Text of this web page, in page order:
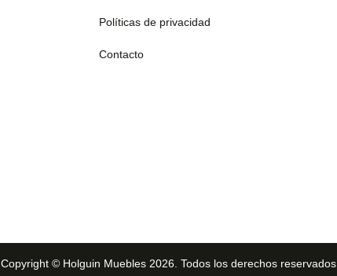
Políticas de privacidad
Contacto
Copyright © Holguin Muebles 2026. Todos los derechos reservados.